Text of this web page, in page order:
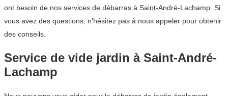
ont besoin de nos services de débarras à Saint-André-Lachamp. Si
vous avez des questions, n’hésitez pas à nous appeler pour obtenir
des conseils.
Service de vide jardin à Saint-André-
Lachamp